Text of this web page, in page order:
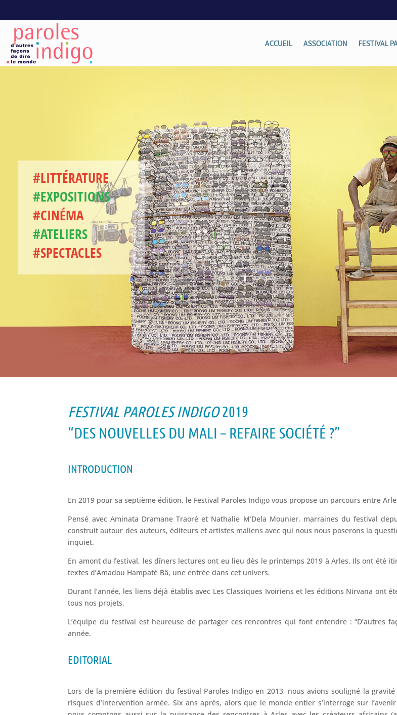
ACCUEIL ASSOCIATION FESTIVAL
#LITTÉRATURE
#EXPOSITIONS
#CINÉMA
#ATELIERS
#SPECTACLES
FESTIVAL PAROLES INDIGO2019
“DES NOUVELLES DU MALI – REFAIRE SOCIÉTÉ ?”
INTRODUCTION
En 2019 pour sa septième édition, le Festival Paroles Indigo vous propose un parcours entre
Pensé avec Aminata Dramane Traoré et Nathalie M’Dela Mounier, marraines du festival
construit autour des auteurs, éditeurs et artistes maliens avec qui nous nous poserons la
inquiet.
En amont du festival, les dîners lectures ont eu lieu dès le printemps 2019 à Arles. Ils ont été
textes d’Amadou Hampaté Bâ, une entrée dans cet univers.
Durant l’année, les liens déjà établis avec Les Classiques Ivoiriens et les éditions Nirvana ont
tous nos projets.
L’équipe du festival est heureuse de partager ces rencontres qui font entendre : “D’autres
année.
EDITORIAL
Lors de la première édition du festival Paroles Indigo en 2013, nous avions souligné la
risques d’intervention armée. Six ans après, alors que le monde entier s’interroge sur